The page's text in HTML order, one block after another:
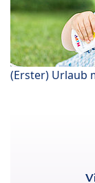
(Erster) Urlaub